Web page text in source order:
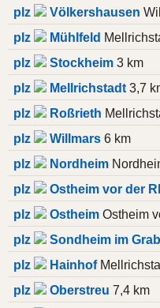
plz Völkershausen
plz
Mühlfeld
plz
Stockheim 3 km
plz
Mellrichstadt 3,7
plz
Roßrieth
plz
Willmars 6 km
plz
Nordheim
plz
Ostheim vor der
plz
Ostheim Ostheim
plz
Sondheim im
plz
Hainhof
plz
Oberstreu 7,4 km